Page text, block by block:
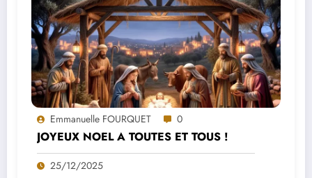
Emmanuelle FOURQUET 0
JOYEUX NOEL A TOUTES ET TOUS !
25/12/2025